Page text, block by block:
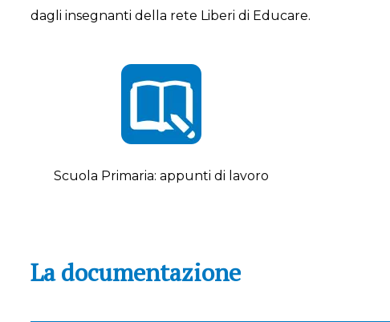
dagli insegnanti della rete Liberi di Educare.
Scuola Primaria: appunti di lavoro
La documentazione